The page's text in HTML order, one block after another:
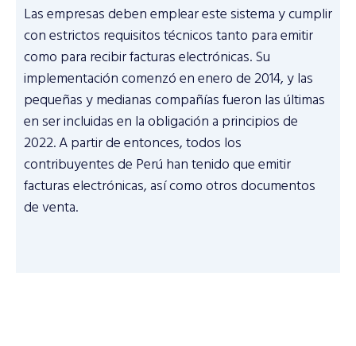
Las empresas deben emplear este sistema y cumplir
con estrictos requisitos técnicos tanto para emitir
como para recibir facturas electrónicas. Su
implementación comenzó en enero de 2014, y las
pequeñas y medianas compañías fueron las últimas
en ser incluidas en la obligación a principios de
2022. A partir de entonces, todos los
contribuyentes de Perú han tenido que emitir
facturas electrónicas, así como otros documentos
de venta.